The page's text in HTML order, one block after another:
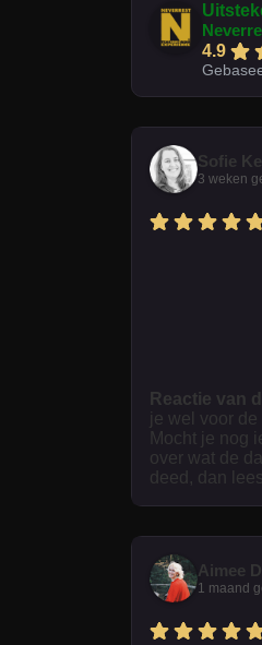
4.9
Sofie
3 weken
Reactie van
je wel voor de
Mocht je nog
over wat de
deed, dan
Aimee
1 maand